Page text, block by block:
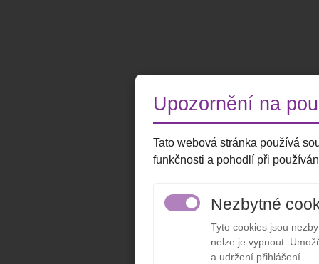
Upozornění na
Tato webová stránka používá
funkčnosti a pohodlí při
Nezbytné
Tyto cookies jsou
nelze je vypnout.
a udržení přihlášení.